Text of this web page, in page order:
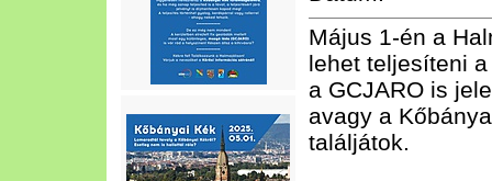
Május 1-én a
lehet teljesíteni
a GCJARO is
avagy a
találjátok.